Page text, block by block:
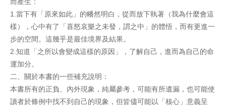
而產生：
1.當下有「原來如此」的幡然明白，從而放下執著（我為什麼會這
樣），心中有了「喜怒哀樂之未發，謂之中」的體悟，而有更進一
步的空間。這幾乎是最佳境界及結果。
2.知道「之所以會變成這樣的原因」，了解自己，進而為自己的命
運加分。
二、關於本書的一些補充說明：
本書所有的正負、內外現象，純屬參考，可能有所遺漏，也可能使
讀者於條例中找不到自己的現象，但皆儘可能以「核心」意義呈